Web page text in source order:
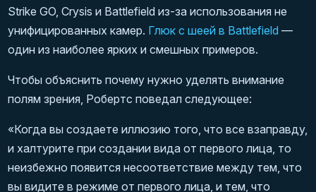
Strike GO, Crysis и Battlefield из-за использования не
унифицированных камер. Глюк с шеей в Battlefield —
один из наиболее ярких и смешных примеров.
Чтобы объяснить почему нужно уделять внимание
полям зрения, Робертс поведал следующее:
«Когда вы создаете иллюзию того, что все взаправду,
и халтурите при создании вида от первого лица, то
неизбежно появится несоответствие между тем, что
вы видите в режиме от первого лица, и тем, что